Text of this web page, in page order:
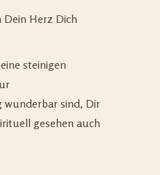
Herz Dich
steinigen
wunderbar sind, Dir
gesehen auch